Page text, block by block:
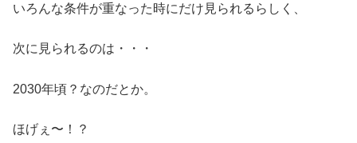
いろんな条件が重なった時にだけ見られるらしく、
次に見られるのは・・・
2030年頃？なのだとか。
ほげぇ〜！？